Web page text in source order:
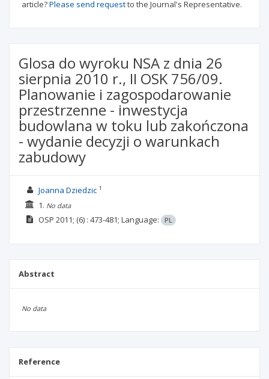
article?Please send requestto the Journal's Representative.
Glosa do wyroku NSA z dnia 26
sierpnia 2010 r., II OSK 756/09.
Planowanie i zagospodarowanie
przestrzenne - inwestycja
budowlana w toku lub zakończona
- wydanie decyzji o warunkach
zabudowy
Joanna Dziedzic1
1. No data
OSP 2011; (6) : 473-481; Language: PL
Abstract
No data
Reference